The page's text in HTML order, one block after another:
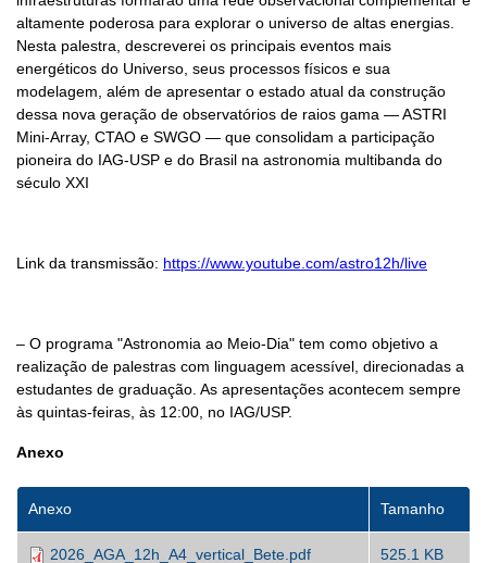
altamente poderosa para explorar o universo de altas energias.
Nesta palestra, descreverei os principais eventos mais
energéticos do Universo, seus processos físicos e sua
modelagem, além de apresentar o estado atual da construção
dessa nova geração de observatórios de raios gama — ASTRI
Mini-Array, CTAO e SWGO — que consolidam a participação
pioneira do IAG-USP e do Brasil na astronomia multibanda do
século XXI
Link da transmissão: https://www.youtube.com/astro12h/live
– O programa "Astronomia ao Meio-Dia" tem como objetivo a
realização de palestras com linguagem acessível, direcionadas a
estudantes de graduação. As apresentações acontecem sempre
às quintas-feiras, às 12:00, no IAG/USP.
Anexo
Anexo Tamanho
2026_AGA_12h_A4_vertical_Bete.pdf 525.1 KB